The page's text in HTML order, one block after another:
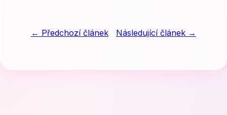
← Předchozí článek Následující článek →